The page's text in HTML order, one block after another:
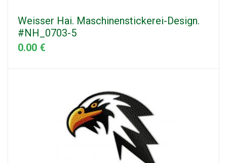
Weisser Hai. Maschinenstickerei-Design.
#NH_0703-5
0.00 €